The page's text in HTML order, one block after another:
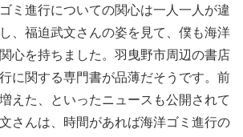
ミ進行についての関心は一人一人が違
、福迫武文さんの姿を見て、僕も海洋
心を持ちました。羽曳野市周辺の書店
に関する専門書が品薄だそうです。前
えた、といったニュースも公開されて
さんは、時間があれば海洋ゴミ進行の